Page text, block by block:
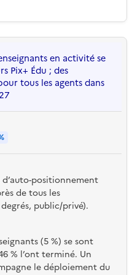
en activité se
Pix+ Édu ; des
tous les agents dans
positionnement
de tous les
(1er et 2d degrés, public/privé).
(5 %) se sont
% l’ont terminé. Un
le déploiement du